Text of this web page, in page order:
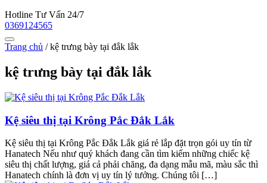
Hotline Tư Vấn 24/7
0369124565
Trang chủ /kệ trưng bày tại đắk lắk
kệ trưng bày tại đắk lắk
Kệ siêu thị tại Krông Pắc Đắk Lắk
Kệ siêu thị tại Krông Pắc Đắk Lắk giá rẻ lắp đặt trọn gói uy tín từ
Hanatech Nếu như quý khách đang cần tìm kiếm những chiếc kệ
siêu thị chất lượng, giá cả phải chăng, đa dạng mẫu mã, màu sắc thì
Hanatech chính là đơn vị uy tín lý tưởng. Chúng tôi […]